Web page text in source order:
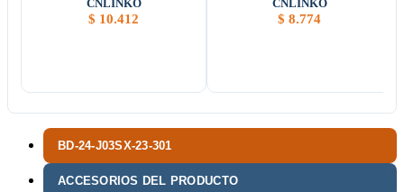
BD-24-J03SX-23-301
ACCESORIOS DEL PRODUCTO
CNLINKO
$ 10.412
CNLINKO
$ 8.774